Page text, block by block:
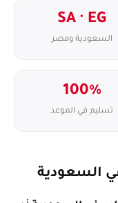
SA · EG
السعودية ومصر
100%
تسليم في الموعد
السعودية